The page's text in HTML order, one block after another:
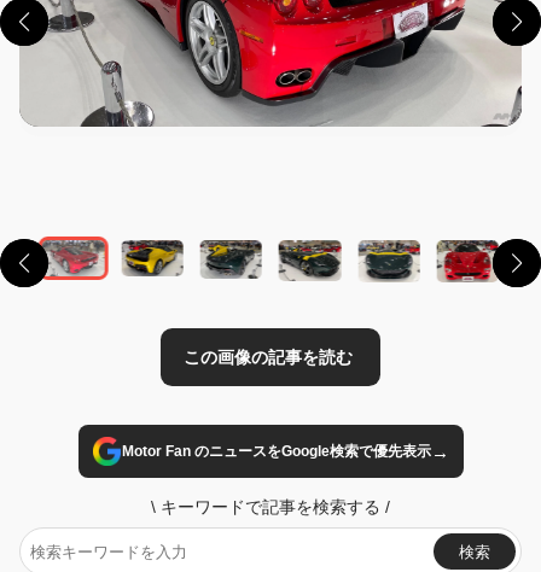
Motor Fan のニュースをGoogle検索で優先表示→
\ キーワードで記事を検索する /
検索